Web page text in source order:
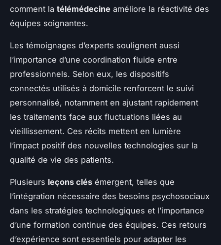
comment la télémédecine améliore la réactivité des
équipes soignantes.
Les témoignages d’experts soulignent aussi
l’importance d’une coordination fluide entre
professionnels. Selon eux, les dispositifs
connectés utilisés à domicile renforcent le suivi
personnalisé, notamment en ajustant rapidement
les traitements face aux fluctuations liées au
vieillissement. Ces récits mettent en lumière
l’impact positif des nouvelles technologies sur la
qualité de vie des patients.
Plusieurs leçons clés émergent, telles que
l’intégration nécessaire des besoins psychosociaux
dans les stratégies technologiques et l’importance
d’une formation continue des équipes. Ces retours
d’expérience sont essentiels pour adapter les